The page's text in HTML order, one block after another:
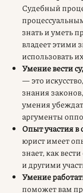
Судебный
знать и уметь
владеет этими
использовать
Умение вести
— это
знания
умения
аргументы
Опыт участия в
юрист имеет
знает, как
и другими
Умение
поможет вам